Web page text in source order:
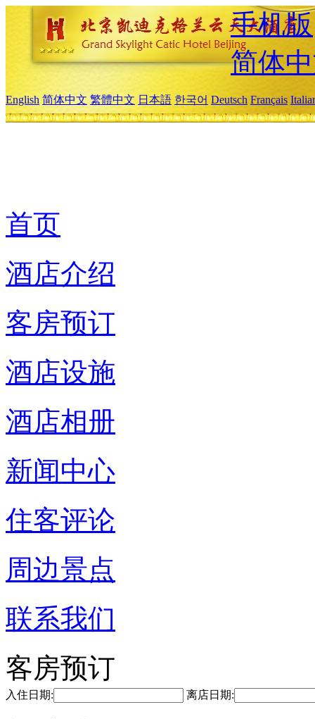
手机版
简体
English 简体中文 繁體中文 日本語 한국어 Deutsch Français
首页
酒店介绍
客房预订
酒店设施
酒店相册
新闻中心
住客评论
周边景点
联系我们
客房预订
入住日期: 离店日期: